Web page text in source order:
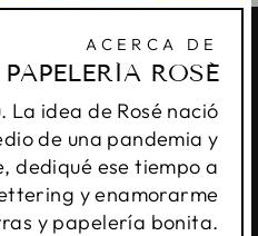
ACERCA DE
PAPELERÍA ROSÉ
La idea de Rosé nació
de una pandemia y
dediqué ese tiempo a
y enamorarme
y papelería bonita.